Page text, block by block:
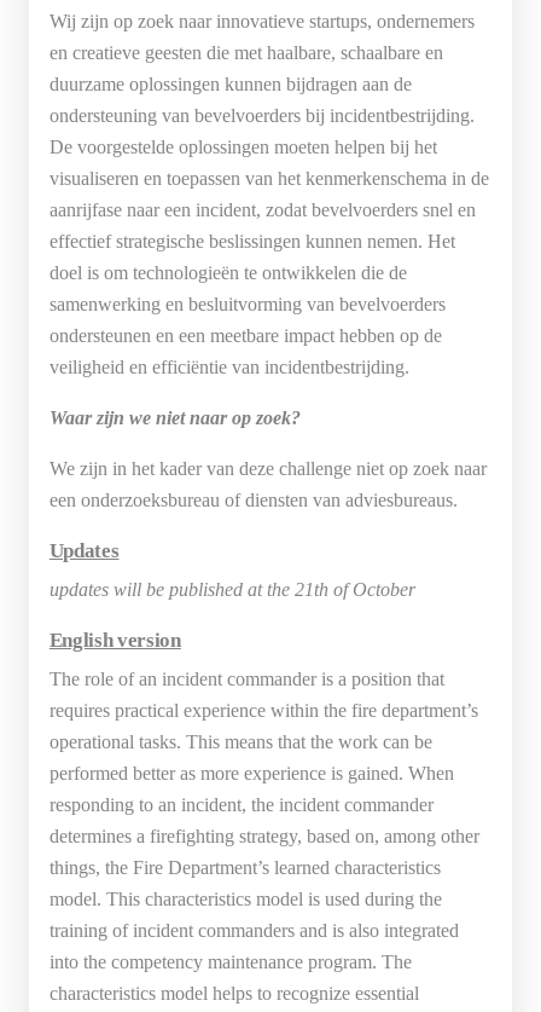
Wij zijn op zoek naar innovatieve startups, ondernemers
en creatieve geesten die met haalbare, schaalbare en
duurzame oplossingen kunnen bijdragen aan de
ondersteuning van bevelvoerders bij incidentbestrijding.
De voorgestelde oplossingen moeten helpen bij het
visualiseren en toepassen van het kenmerkenschema in de
aanrijfase naar een incident, zodat bevelvoerders snel en
effectief strategische beslissingen kunnen nemen. Het
doel is om technologieën te ontwikkelen die de
samenwerking en besluitvorming van bevelvoerders
ondersteunen en een meetbare impact hebben op de
veiligheid en efficiëntie van incidentbestrijding.
Waar zijn we niet naar op zoek?
We zijn in het kader van deze challenge niet op zoek naar
een onderzoeksbureau of diensten van adviesbureaus.
Updates
updates will be published at the 21th of October
English version
The role of an incident commander is a position that
requires practical experience within the fire department’s
operational tasks. This means that the work can be
performed better as more experience is gained. When
responding to an incident, the incident commander
determines a firefighting strategy, based on, among other
things, the Fire Department’s learned characteristics
model. This characteristics model is used during the
training of incident commanders and is also integrated
into the competency maintenance program. The
characteristics model helps to recognize essential